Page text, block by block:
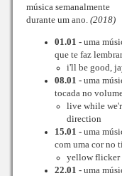
música semanalmente
durante um ano. (2018)
01.01 -uma
que te faz
i'll be good,
08.01 -uma
tocada no
live while
direction
15.01 -uma
com uma cor no
yellow flicker
22.01 -uma